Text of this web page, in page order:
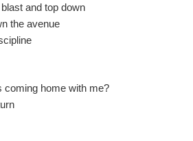
and top down
the avenue
coming home with me?